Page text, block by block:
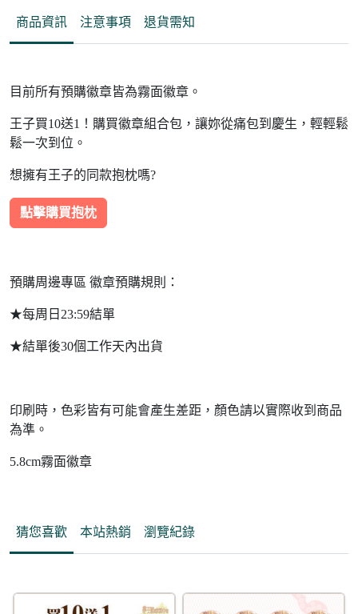
商品資訊 注意事項 退貨需知
目前所有預購徽章皆為霧面徽章。
王子買10送1！購買徽章組合包，讓妳從痛包到慶生，輕輕鬆
鬆一次到位。
想擁有王子的同款抱枕嗎?
點擊購買抱枕
預購周邊專區 徽章預購規則：
★每周日23:59結單
★結單後30個工作天內出貨
印刷時，色彩皆有可能會產生差距，顏色請以實際收到商品
為準。
5.8cm霧面徽章
猜您喜歡 本站熱銷 瀏覽紀錄